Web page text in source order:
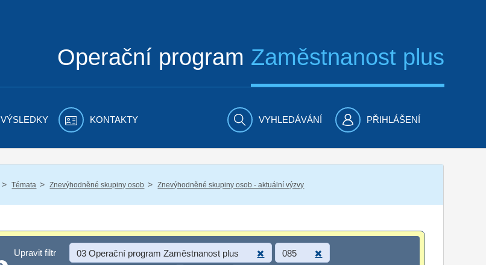
Operační program Zaměstnanost plus
VÝSLEDKY KONTAKTY VYHLEDÁVÁNÍ PŘIHLÁŠENÍ
/ Témata / Znevýhodněné skupiny osob / Znevýhodněné skupiny osob - aktuální výzvy
Upravit filtr
Upravit filtr 03 Operační program Zaměstnanost plus 085